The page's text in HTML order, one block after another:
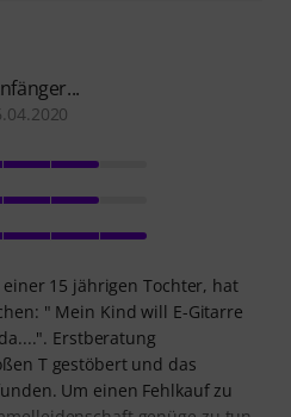
15 jährigen Tochter, hat
" Mein Kind will E-Gitarre
Erstberatung
T gestöbert und das
Um einen Fehlkauf zu